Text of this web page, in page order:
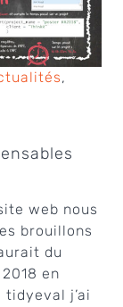
,
web nous
brouillons
du
en
j’ai